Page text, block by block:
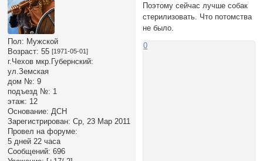
Пол: Мужской
Возраст: 55 [1971-05-01]
г.Чехов мкр.Губернский:
ул.Земская
дом №: 9
подъезд №: 1
этаж: 12
Основание: ДСН
Зарегистрирован: Ср, 23 Мар 2011
Провел на форуме:
5 дней 22 часа
Сообщений: 696
Поэтому сейчас лучше собак
стерилизовать. Что потомства
не было.
0